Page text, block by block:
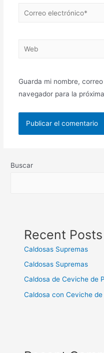
Guarda mi nombre,
navegador para la
Buscar
Recent Posts
Caldosas Supremas
Caldosas Supremas
Caldosa de Ceviche de
Caldosa con Ceviche